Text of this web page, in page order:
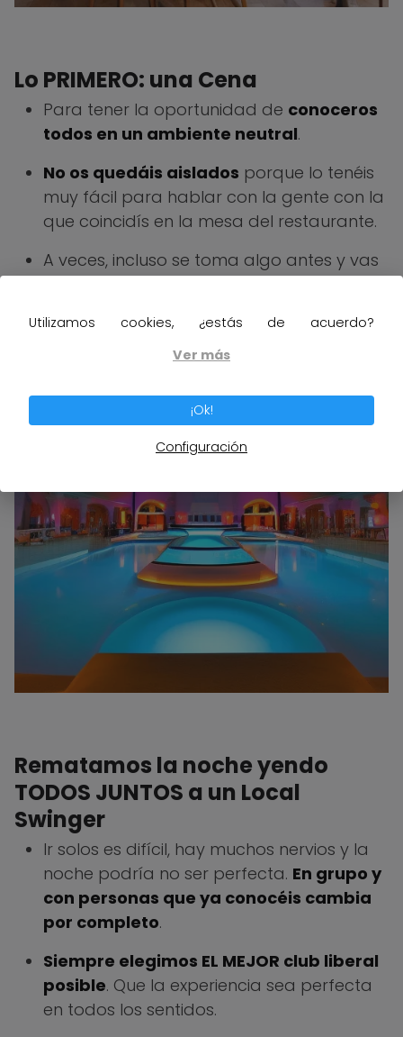
Lo PRIMERO: una Cena
Para tener la oportunidad de conoceros
todos en un ambiente neutral.
No os quedáis aislados porque lo tenéis
muy fácil para hablar con la gente con la
que coincidís en la mesa del restaurante.
A veces, incluso se toma algo antes y vas
Rematamos la noche yendo
TODOS JUNTOS a un Local
Swinger
Ir solos es difícil, hay muchos nervios y la
noche podría no ser perfecta. En grupo y
con personas que ya conocéis cambia
por completo.
Siempre elegimos EL MEJOR club liberal
posible. Que la experiencia sea perfecta
en todos los sentidos.
Utilizamos cookies, ¿estás de acuerdo?
Ver más
¡Ok!
Configuración